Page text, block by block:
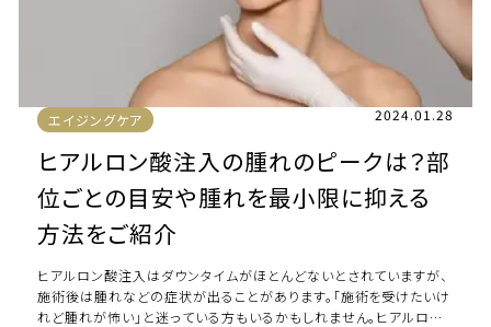
エイジングケア 2024.01.28
ヒアルロン酸注入の腫れのピークは？部
位ごとの目安や腫れを最小限に抑える
方法をご紹介
ヒアルロン酸注入はダウンタイムがほとんどないとされていますが、
施術後は腫れなどの症状が出ることがあります。「施術を受けたいけ
れど腫れが怖い」と迷っている方もいるかもしれません。ヒアルロン